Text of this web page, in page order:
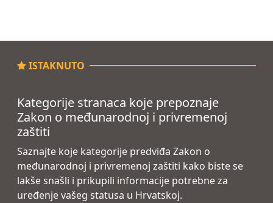
ISTAKNUTO
Kategorije stranaca koje prepoznaje
Zakon o međunarodnoj i privremenoj
zaštiti
Saznajte koje kategorije predviđa Zakon o
međunarodnoj i privremenoj zaštiti kako biste se
lakše snašli i prikupili informacije potrebne za
uređenje vašeg statusa u Hrvatskoj.